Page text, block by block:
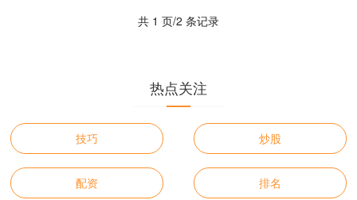
共 1 页/2 条记录
热点关注
技巧 炒股
配资 排名